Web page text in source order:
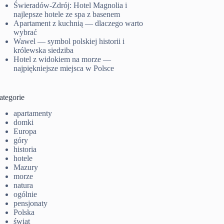
Świeradów-Zdrój: Hotel Magnolia i
najlepsze hotele ze spa z basenem
Apartament z kuchnią — dlaczego warto
wybrać
Wawel — symbol polskiej historii i
królewska siedziba
Hotel z widokiem na morze —
najpiękniejsze miejsca w Polsce
apartamenty
domki
Europa
góry
historia
hotele
Mazury
morze
natura
ogólnie
pensjonaty
Polska
świat